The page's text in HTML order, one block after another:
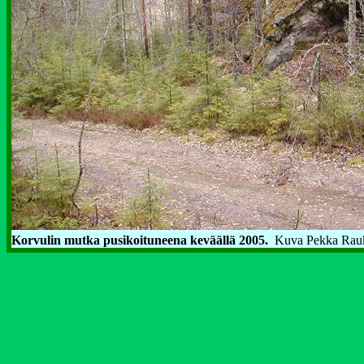
Korvulin mutka pusikoituneena keväällä 2005. Kuva Pekka